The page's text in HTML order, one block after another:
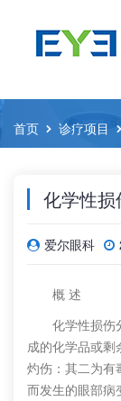
首页 诊疗项目
化学性损
爱尔眼科
概 述
化学性损伤分
成的化学品或剩
灼伤：其二为有
而发生的眼部病